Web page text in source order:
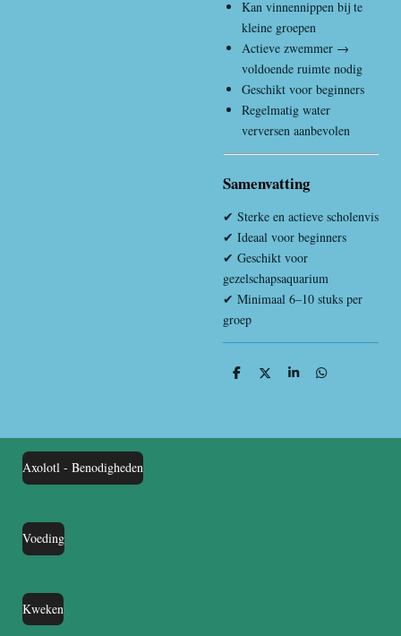
Kan vinnennippen bij te
kleine groepen
Actieve zwemmer →
voldoende ruimte nodig
Geschikt voor beginners
Regelmatig water
verversen aanbevolen
Samenvatting
✔ Sterke en actieve scholenvis
✔ Ideaal voor beginners
✔ Geschikt voor
gezelschapsaquarium
✔ Minimaal 6–10 stuks per
groep
D
D
S
D
Axolotl - Benodigheden
Voeding
Kweken